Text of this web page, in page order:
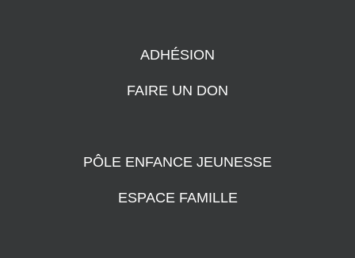
ADHÉSION
FAIRE UN DON
PÔLE ENFANCE JEUNESSE
ESPACE FAMILLE